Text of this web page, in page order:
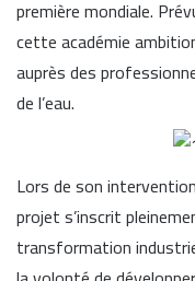
première mondiale.
cette académie
auprès des
de l’eau.
Lors de son
projet s’inscrit
transformation